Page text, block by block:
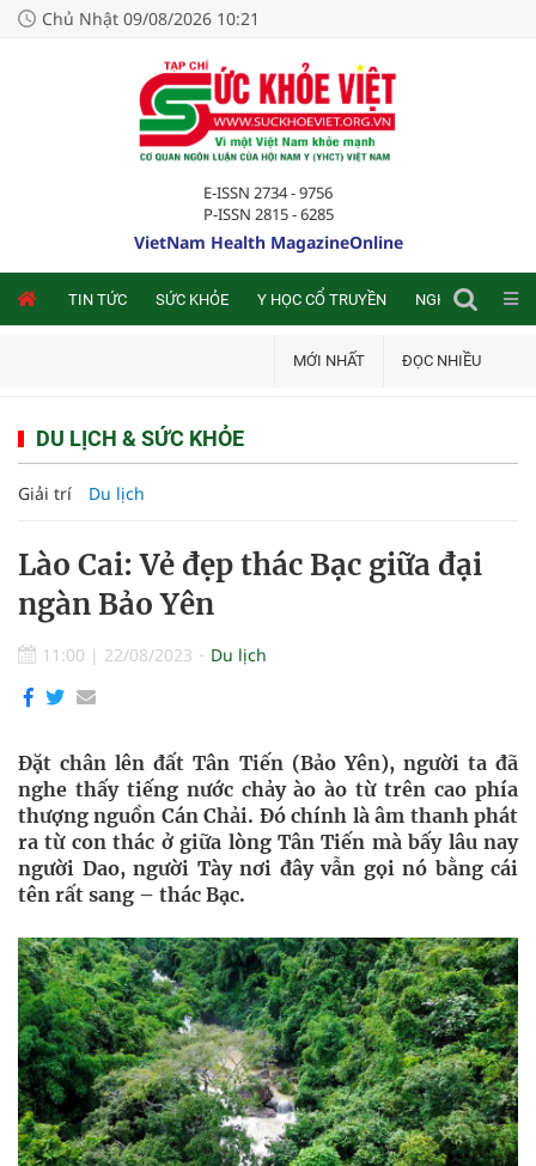
Chủ Nhật 09/08/2026 10:21
E-ISSN 2734 - 9756
P-ISSN 2815 - 6285
VietNam Health MagazineOnline
TIN TỨC SỨC KHỎE Y HỌC CỔ TRUYỀN NGHIÊN CỨU
MỚI NHẤT ĐỌC NHIỀU
DU LỊCH & SỨC KHỎE
Giải trí Du lịch
Lào Cai: Vẻ đẹp thác Bạc giữa đại
ngàn Bảo Yên
11:00 | 22/08/2023 Du lịch
Đặt chân lên đất Tân Tiến (Bảo Yên), người ta đã
nghe thấy tiếng nước chảy ào ào từ trên cao phía
thượng nguồn Cán Chải. Đó chính là âm thanh phát
ra từ con thác ở giữa lòng Tân Tiến mà bấy lâu nay
người Dao, người Tày nơi đây vẫn gọi nó bằng cái
tên rất sang – thác Bạc.